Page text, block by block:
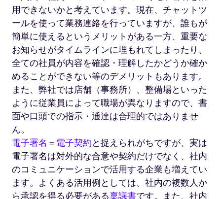
用できないかと考えています。現在、チャットツ
ールを使って業務連絡を行っていますが、誰もが
簡単に使えるというメリットがある一方、重要な
お知らせがタイムラインに埋もれてしまったり、
全ての社員が内容を確認・理解したかどうか確か
めることができない等のデメリットもあります。
また、弊社では店舗（事務所）、整備場といった
ように従業員によって職場が異なりますので、書
面や口頭での指示・通達は合理的ではありませ
ん。
電子署名 ＝ 電子契約と捉えられがちですが、実は
電子署名は対外的な合意や契約だけでなく、社内
のコミュニケーションで活用する企業も増えてい
ます。よくある活用例としては、社内の複数人か
ら承認を得る必要がある稟議書です。また、社内